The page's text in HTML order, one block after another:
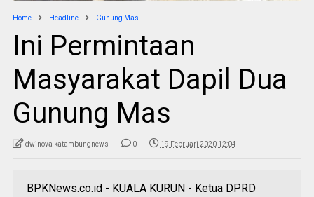
Home Headline Gunung Mas
Ini Permintaan
Masyarakat Dapil Dua
Gunung Mas
dwinova katambungnews 0 19 Februari 2020 12:04
BPKNews.co.id - KUALA KURUN - Ketua DPRD